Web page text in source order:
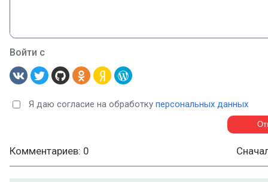
Войти с
Я даю согласие на обработку персональных данных
Комментариев: 0